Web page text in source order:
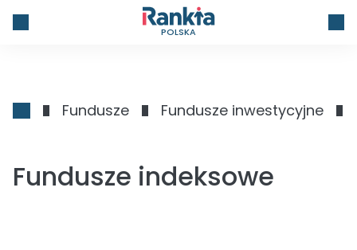
POLSKA
Fundusze Fundusze inwestycyjne
Fundusze indeksowe